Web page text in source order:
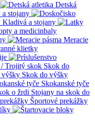
Detská
stojany
Kladivá a stojany
a medicinbaly
Meracie
klietky
Skok do
Skok do výšky
Skokanské tyče
Stojany na skok do
Športové prekážky